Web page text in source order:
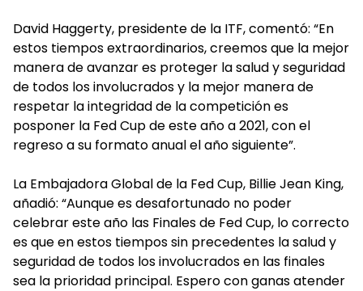
David Haggerty, presidente de la ITF, comentó: “En
estos tiempos extraordinarios, creemos que la mejor
manera de avanzar es proteger la salud y seguridad
de todos los involucrados y la mejor manera de
respetar la integridad de la competición es
posponer la Fed Cup de este año a 2021, con el
regreso a su formato anual el año siguiente”.
La Embajadora Global de la Fed Cup, Billie Jean King,
añadió: “Aunque es desafortunado no poder
celebrar este año las Finales de Fed Cup, lo correcto
es que en estos tiempos sin precedentes la salud y
seguridad de todos los involucrados en las finales
sea la prioridad principal. Espero con ganas atender